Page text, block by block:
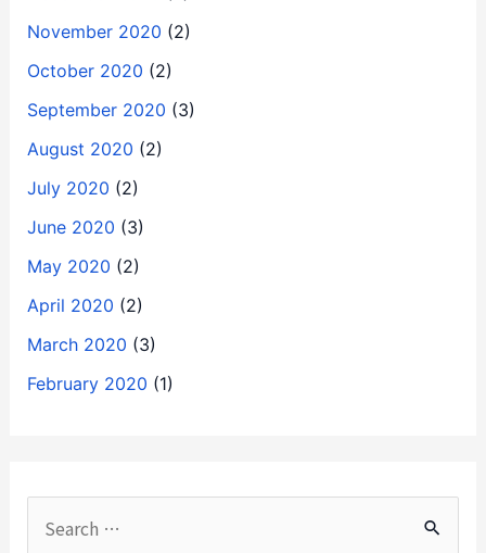
November 2020 (2)
October 2020 (2)
September 2020 (3)
August 2020 (2)
July 2020 (2)
June 2020 (3)
May 2020 (2)
April 2020 (2)
March 2020 (3)
February 2020 (1)